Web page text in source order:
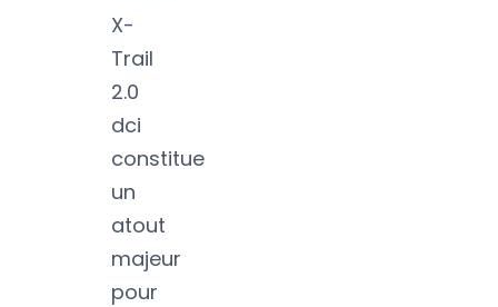
X-
Trail
2.0
dci
constitue
un
atout
majeur
pour